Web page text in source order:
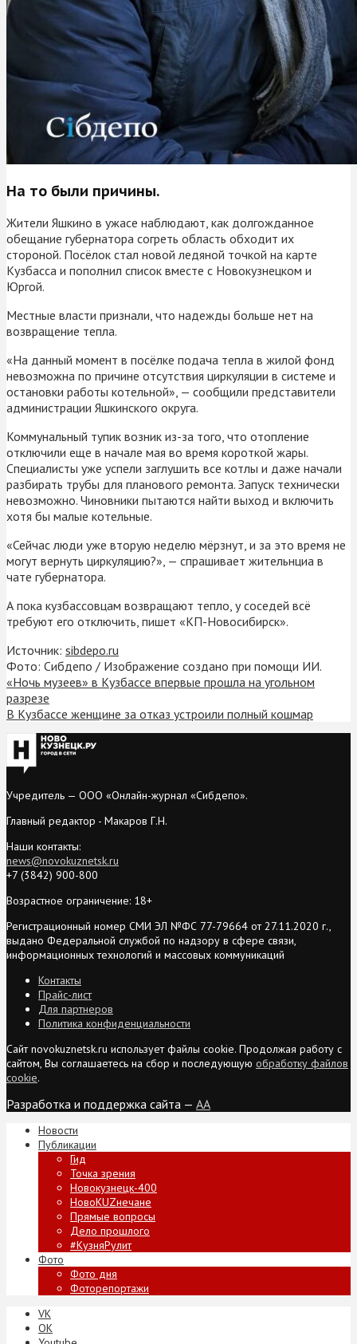
На то были причины.
Жители Яшкино в ужасе наблюдают, как долгожданное
обещание губернатора согреть область обходит их
стороной. Посёлок стал новой ледяной точкой на карте
Кузбасса и пополнил список вместе с Новокузнецком и
Юргой.
Местные власти признали, что надежды больше нет на
возвращение тепла.
«На данный момент в посёлке подача тепла в жилой фонд
невозможна по причине отсутствия циркуляции в системе и
остановки работы котельной», — сообщили представители
администрации Яшкинского округа.
Коммунальный тупик возник из-за того, что отопление
отключили еще в начале мая во время короткой жары.
Специалисты уже успели заглушить все котлы и даже начали
разбирать трубы для планового ремонта. Запуск технически
невозможно. Чиновники пытаются найти выход и включить
хотя бы малые котельные.
«Сейчас люди уже вторую неделю мёрзнут, и за это время не
могут вернуть циркуляцию?», — спрашивает жительнциа в
чате губернатора.
А пока кузбассовцам возвращают тепло, у соседей всё
требуют его отключить, пишет «КП-Новосибирск».
Источник: sibdepo.ru
Фото: Сибдепо / Изображение создано при помощи ИИ.
«Ночь музеев» в Кузбассе впервые прошла на угольном
разрезе
В Кузбассе женщине за отказ устроили полный кошмар
Учредитель — ООО «Онлайн-журнал «Сибдепо».
Главный редактор - Макаров Г.Н.
Наши контакты:
news@novokuznetsk.ru
+7 (3842) 900-800
Возрастное ограничение: 18+
Регистрационный номер СМИ ЭЛ №ФС 77-79664 от 27.11.2020 г.,
выдано Федеральной службой по надзору в сфере связи,
информационных технологий и массовых коммуникаций
Контакты
Прайс-лист
Для партнеров
Политика конфиденциальности
Сайт novokuznetsk.ru использует файлы cookie. Продолжая работу с
сайтом, Вы соглашаетесь на сбор и последующую обработку файлов
cookie.
Разработка и поддержка сайта — AA
Новости
Публикации
Гид
Точка зрения
Новокузнецк-400
НовоKUZнечане
Прямые вопросы
Дело прошлого
#КузняРулит
Фото
Фото дня
Фоторепортажи
VK
ОК